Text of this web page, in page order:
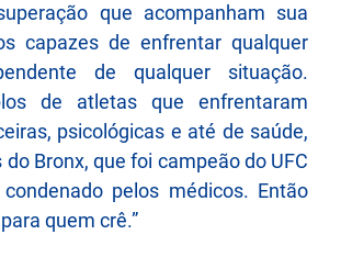
que acompanham sua
capazes de enfrentar qualquer
de qualquer situação.
de atletas que enfrentaram
psicológicas e até de saúde,
Bronx, que foi campeão do UFC
pelos médicos. Então
quem crê.”